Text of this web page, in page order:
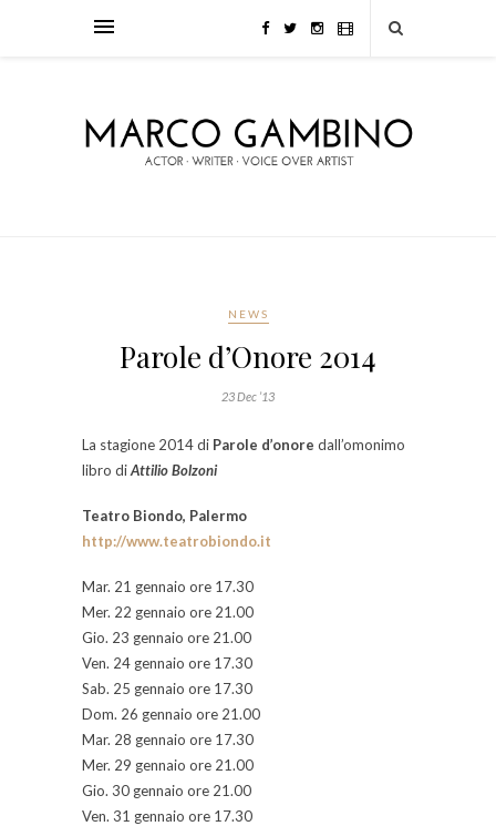
NEWS
Parole d’Onore 2014
23 Dec ’13
La stagione 2014 di Parole d’onore dall’omonimo
libro diAttilio Bolzoni
Teatro Biondo, Palermo
http://www.teatrobiondo.it
Mar. 21 gennaio ore 17.30
Mer. 22 gennaio ore 21.00
Gio. 23 gennaio ore 21.00
Ven. 24 gennaio ore 17.30
Sab. 25 gennaio ore 17.30
Dom. 26 gennaio ore 21.00
Mar. 28 gennaio ore 17.30
Mer. 29 gennaio ore 21.00
Gio. 30 gennaio ore 21.00
Ven. 31 gennaio ore 17.30